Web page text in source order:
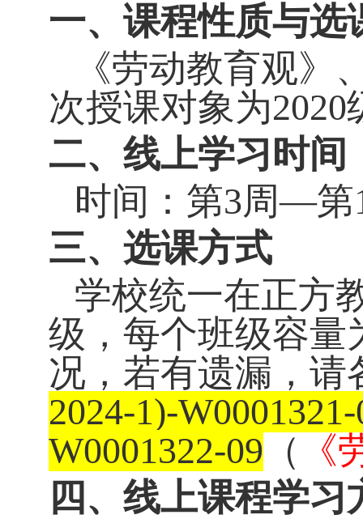
一、课程性质与选
《劳动教育观
次授课对象为2020
二、线上学习时间
时间：第3周—第
三、选课方式
学校统一在正方
级，每个班级容量
况，若有遗漏，请
2024-1)-
W0001322-09 （
四、线上课程学习